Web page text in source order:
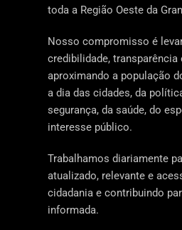
toda a Região Oeste da
Nosso compromisso é
credibilidade, transparência
aproximando a população
a dia das cidades, da
segurança, da saúde, do
interesse público.
Trabalhamos diariamente
atualizado, relevante e
cidadania e contribuindo
informada.